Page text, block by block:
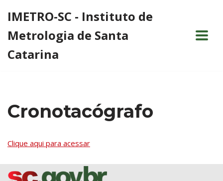
para
o
IMETRO-SC - Instituto de
Metrologia de Santa
Catarina
Cronotacógrafo
Clique aqui para acessar